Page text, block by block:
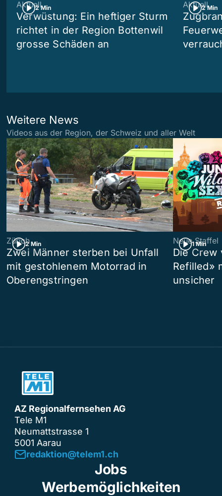
2 Min
Aktuell
Verwüstung: Ein heftiger Sturm
richtet in der Region Bottenwil
grosse Schäden an
2 Min
Aktuell
Weitere News
Videos aus der Region, der Schweiz und aller Welt
2 Min
Zürich
Zwei Männer sterben bei Unfall
mit gestohlenem Motorrad in
Oberengstringen
1 Min
Neue Staffel
Die Crew
Refilled»
unsicher
AZ Regionalfernsehen AG
Tele M1
Neumattstrasse 1
5001 Aarau
redaktion@telem1.ch
Jobs
Werbemöglichkeiten